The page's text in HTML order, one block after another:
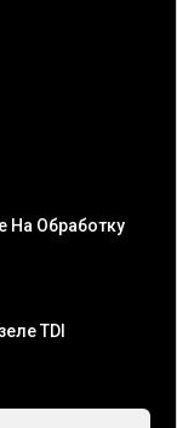
На Обработку
TDI